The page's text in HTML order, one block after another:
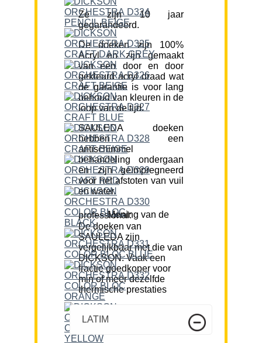
Ze zijn 10 jaar
gegarandeerd.
De doeken zijn 100%
Acryl en zijn gemaakt
van een door en door
gekleurd acryl draad wat
de garantie is voor lang
behoud van kleuren in de
loop van de tijd.
SAULEDA doeken
hebben een
antischimmel
behandeling ondergaan
en zijn geïmpregneerd
voor het afstoten van vuil
en water.
Mening van de professional:
De doeken van
SAULEDA zijn
vergelijkbaar met die van
DICKSON. Vaak een
fractie goedkoper voor
min of meer dezelfde
thermische prestaties
LATIM